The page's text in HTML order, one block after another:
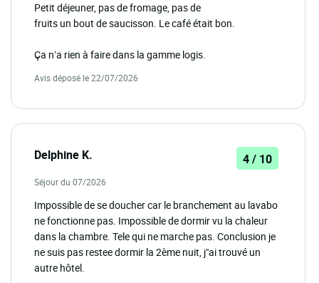
Petit déjeuner, pas de fromage, pas de
fruits un bout de saucisson. Le café était bon.
Ça n’a rien à faire dans la gamme logis.
Avis déposé le 22/07/2026
Delphine K. 4 / 10
Séjour du 07/2026
Impossible de se doucher car le branchement au lavabo
ne fonctionne pas. Impossible de dormir vu la chaleur
dans la chambre. Tele qui ne marche pas. Conclusion je
ne suis pas restee dormir la 2ème nuit, j"ai trouvé un
autre hôtel.